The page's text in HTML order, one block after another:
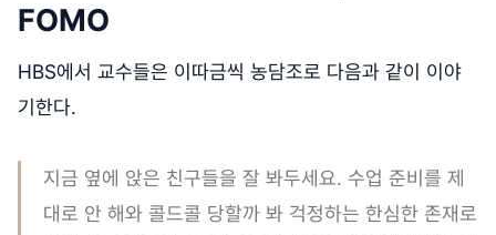
FOMO
HBS에서 교수들은 이따금씩 농담조로 다음과 같이 이야
기한다.
지금 옆에 앉은 친구들을 잘 봐두세요. 수업 준비를 제
대로 안 해와 콜드콜 당할까 봐 걱정하는 한심한 존재로